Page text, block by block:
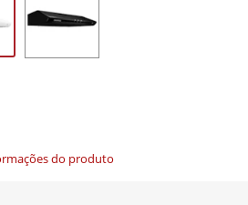
do produto